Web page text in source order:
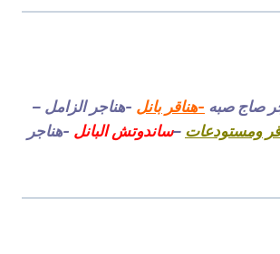
صاج صبه -هناقر بانل -هناجر الزامل –
ومستودعات –ساندوتش البانل -هناجر